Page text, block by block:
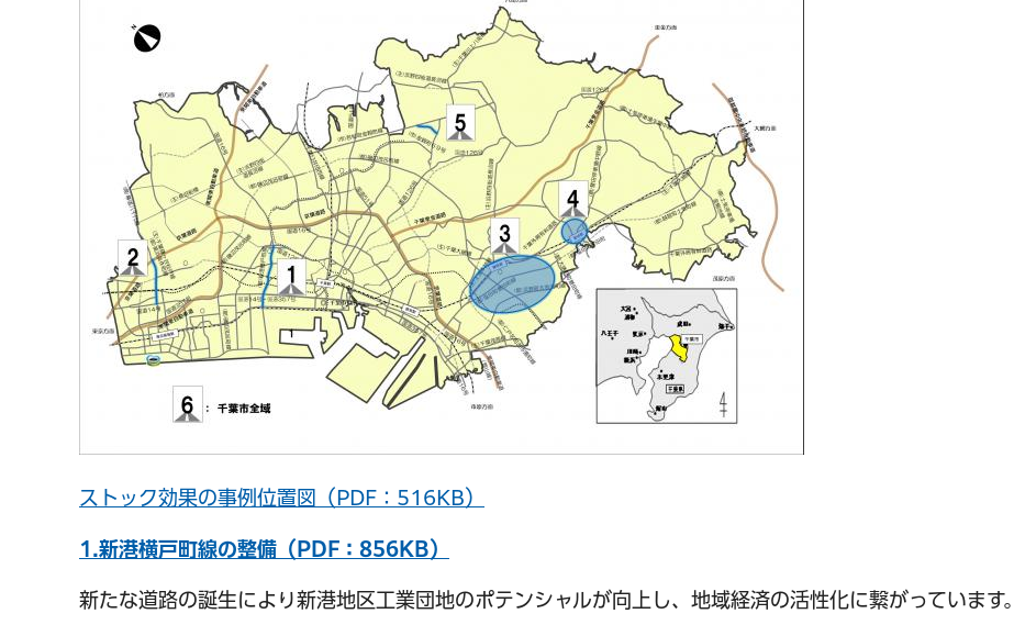
ストック効果の事例位置図（PDF：516KB）
1.新港横戸町線の整備（PDF：856KB）
新たな道路の誕生により新港地区工業団地のポテンシャルが向上し、地域経済の活性化に繋がっています。